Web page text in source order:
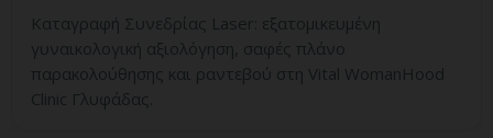
Καταγραφή Συνεδρίας Laser: εξατομικευμένη
γυναικολογική αξιολόγηση, σαφές πλάνο
παρακολούθησης και ραντεβού στη Vital WomanHood
Clinic Γλυφάδας.